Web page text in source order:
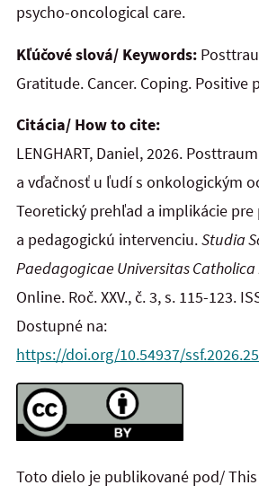
psycho-oncological care.
Kľúčové slová/ Keywords:
Gratitude. Cancer. Coping. Positive
Citácia/ How to cite:
LENGHART, Daniel, 2026.
a vďačnosť u ľudí s onkologickým
Teoretický prehľad a implikácie
a pedagogickú intervenciu.Studia
Paedagogicae Universitas Catholica
Online. Roč. XXV., č. 3, s. 115-123.
Dostupné na:
https://doi.org/10.54937/
Toto dielo je publikované pod/